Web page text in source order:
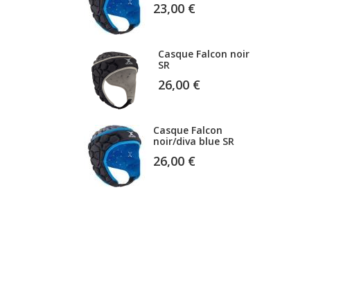
23,00 €
Casque Falcon noir
SR
26,00 €
Casque Falcon
noir/diva blue SR
26,00 €